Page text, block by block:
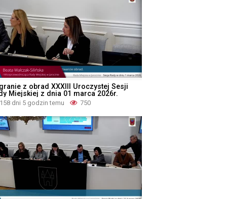
z obrad XXXIII Uroczystej Sesji
Miejskiej z dnia 01 marca 2026r.
158 dni 5 godzin temu 750